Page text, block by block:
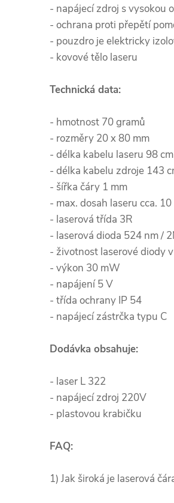
- napájecí zdroj s vysokou
- ochrana proti přepětí
- pouzdro je elektricky
- kovové tělo laseru
Technická data:
- hmotnost 70 gramů
- rozměry 20 x 80 mm
- délka kabelu laseru 98 cm
- délka kabelu zdroje 143
- šířka čáry 1 mm
- max. dosah laseru cca.
- laserová třída 3R
- laserová dioda 524 nm /
- životnost laserové diody
- výkon 30 mW
- napájení 5 V
- třída ochrany IP 54
- napájecí zástrčka typu C
Dodávka obsahuje:
- laser L 322
- napájecí zdroj 220V
- plastovou krabičku
FAQ:
1) Jak široká je laserová